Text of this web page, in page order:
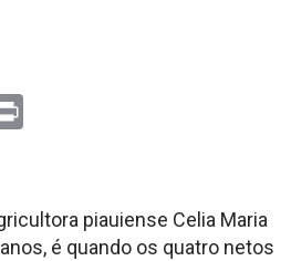
piauiense Celia Maria
é quando os quatro netos